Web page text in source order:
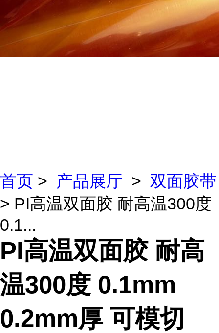
首页 > 产品展厅 > 双面胶带
> PI高温双面胶 耐高温300度
0.1...
PI高温双面胶 耐高
温300度 0.1mm
0.2mm厚 可模切